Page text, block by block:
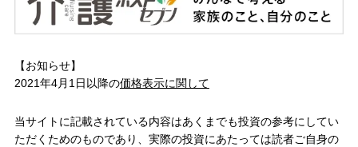
【お知らせ】
2021年4月1日以降の価格表示に関して
当サイトに記載されている内容はあくまでも投資の参考にしてい
ただくためのものであり、実際の投資にあたっては読者ご自身の